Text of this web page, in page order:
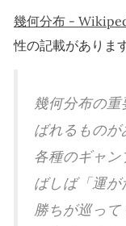
幾何分布 -
性の記載があります
幾何分布の
ばれるものが
各種のギャ
ばしば「運
勝ちが巡っ